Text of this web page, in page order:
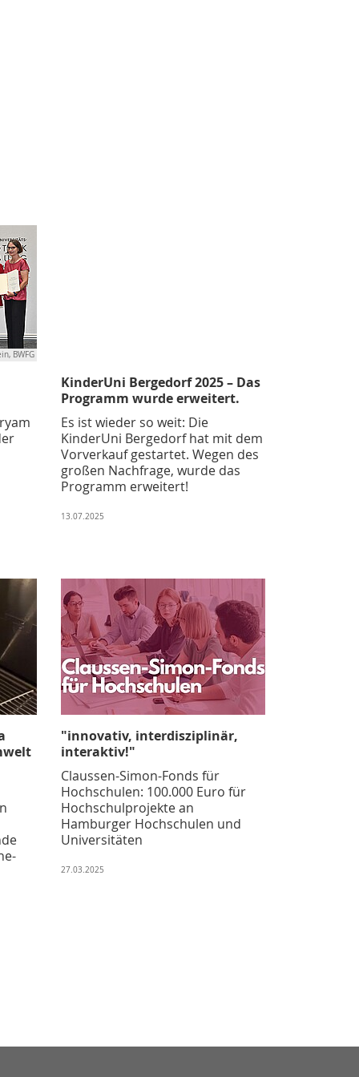
BWFG
KinderUni Bergedorf 2025 – Das
Programm wurde erweitert.
Es ist wieder so weit: Die
KinderUni Bergedorf hat mit dem
Vorverkauf gestartet. Wegen des
großen Nachfrage, wurde das
Programm erweitert!
13.07.2025
"innovativ, interdisziplinär,
interaktiv!"
Claussen-Simon-Fonds für
Hochschulen: 100.000 Euro für
Hochschulprojekte an
Hamburger Hochschulen und
Universitäten
27.03.2025